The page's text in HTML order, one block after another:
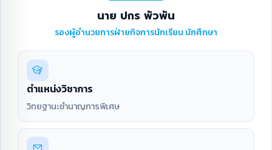
นาย ปกร พัวพัน
รองผู้อำนวยการฝ่ายกิจการนักเรียน นักศึกษา
ตำแหน่งวิชาการ
วิทยฐานะชำนาญการพิเศษ